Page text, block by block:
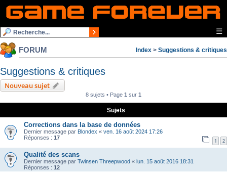
☰
FORUM Index > Suggestions & critiques
Suggestions & critiques
Nouveau sujet
8 sujets • Page 1 sur 1
Sujets
Corrections dans la base de données
Dernier message par Blondex « ven. 16 août 2024 17:26
Réponses : 17 1 2
Qualité des scans
Dernier message par Twinsen Threepwood « lun. 15 août 2016 18:31
Réponses : 12